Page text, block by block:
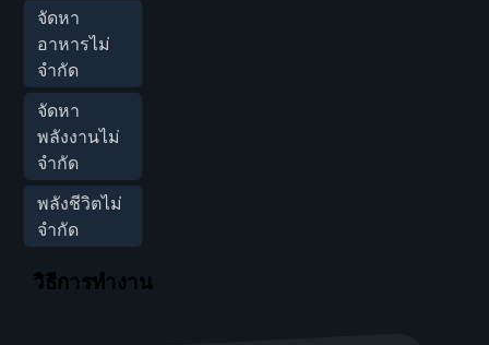
จัดหา
อาหารไม่
จำกัด
จัดหา
พลังงานไม่
จำกัด
พลังชีวิตไม่
จำกัด
วิธีการทำงาน